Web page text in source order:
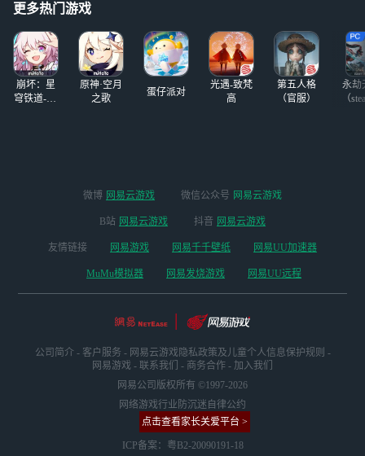
过私信发奖，敬请
收私信，请在评论
区告知云云~#无
限暖暖#2.
更多热门游戏
崩坏：星
穹铁道-4.4
原神·空月
之歌
蛋仔派对
光遇-致梵
高
第五人格
（官服）
永劫
（
微博 网易云游戏 微信公众号 网易云游戏
B站 网易云游戏 抖音 网易云游戏
友情链接 网易游戏 网易千千壁纸 网易UU加速器
MuMu模拟器 网易发烧游戏 网易UU远程
公司简介 - 客户服务 - 网易云游戏隐私政策及儿童个人信息保护规则 -
网易游戏 - 联系我们 - 商务合作 - 加入我们
网易公司版权所有 ©1997-2026
网络游戏行业防沉迷自律公约
点击查看家长关爱平台 >
ICP备案：粤B2-20090191-18